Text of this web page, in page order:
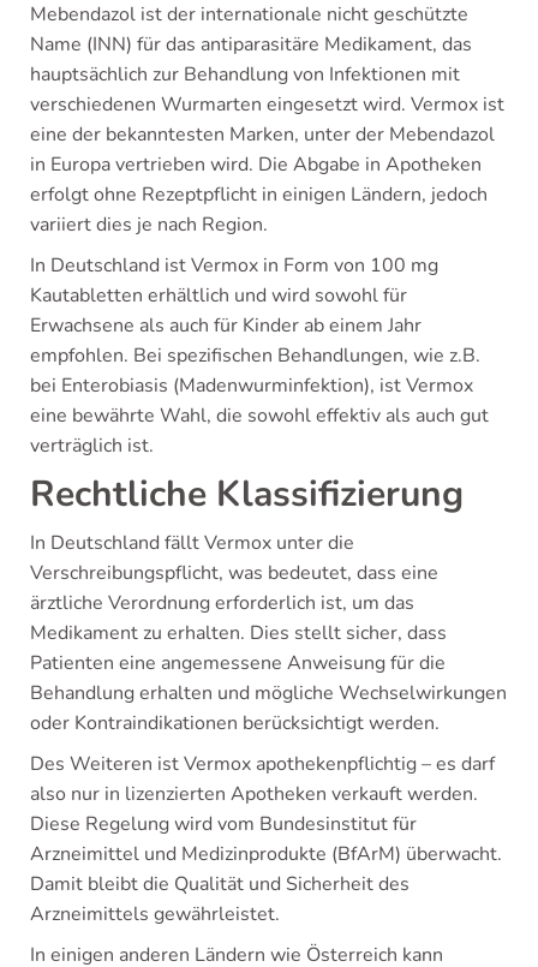
Mebendazol ist der internationale nicht geschützte
Name (INN) für das antiparasitäre Medikament, das
hauptsächlich zur Behandlung von Infektionen mit
verschiedenen Wurmarten eingesetzt wird. Vermox ist
eine der bekanntesten Marken, unter der Mebendazol
in Europa vertrieben wird. Die Abgabe in Apotheken
erfolgt ohne Rezeptpflicht in einigen Ländern, jedoch
variiert dies je nach Region.
In Deutschland ist Vermox in Form von 100 mg
Kautabletten erhältlich und wird sowohl für
Erwachsene als auch für Kinder ab einem Jahr
empfohlen. Bei spezifischen Behandlungen, wie z.B.
bei Enterobiasis (Madenwurminfektion), ist Vermox
eine bewährte Wahl, die sowohl effektiv als auch gut
verträglich ist.
Rechtliche Klassifizierung
In Deutschland fällt Vermox unter die
Verschreibungspflicht, was bedeutet, dass eine
ärztliche Verordnung erforderlich ist, um das
Medikament zu erhalten. Dies stellt sicher, dass
Patienten eine angemessene Anweisung für die
Behandlung erhalten und mögliche Wechselwirkungen
oder Kontraindikationen berücksichtigt werden.
Des Weiteren ist Vermox apothekenpflichtig – es darf
also nur in lizenzierten Apotheken verkauft werden.
Diese Regelung wird vom Bundesinstitut für
Arzneimittel und Medizinprodukte (BfArM) überwacht.
Damit bleibt die Qualität und Sicherheit des
Arzneimittels gewährleistet.
In einigen anderen Ländern wie Österreich kann